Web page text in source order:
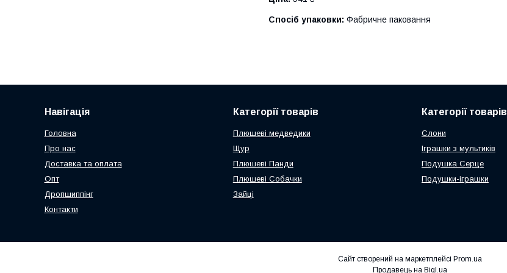
Спосіб упаковки: Фабричне паковання
Навігація
Головна
Про нас
Доставка та оплата
Опт
Дропшиппінг
Контакти
Категорії товарів
Плюшеві медведики
Щур
Плюшеві Панди
Плюшеві Собачки
Зайці
Категорії товарів
Слони
Іграшки з мультиків
Подушка Серце
Подушки-іграшки
Сайт створений на маркетплейсі Prom.ua
Продавець на Bigl.ua